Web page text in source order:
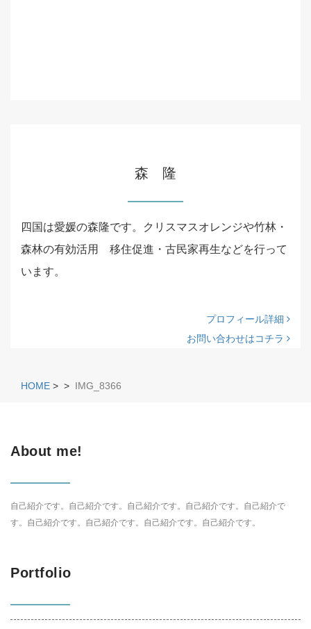
森 隆
四国は愛媛の森隆です。クリスマスオレンジや竹林・
森林の有効活用 移住促進・古民家再生などを行って
います。
プロフィール詳細
お問い合わせはコチラ
HOME > > IMG_8366
About me!
自己紹介です。自己紹介です。自己紹介です。自己紹介です。自己紹介で
す。自己紹介です。自己紹介です。自己紹介です。自己紹介です。
Portfolio